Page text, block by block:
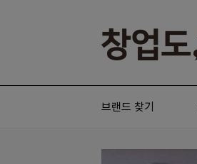
브랜드 찾기